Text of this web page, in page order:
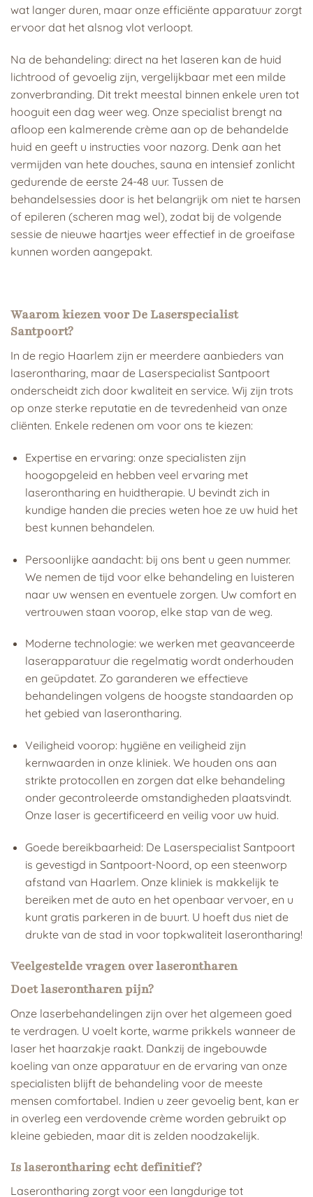
wat langer duren, maar onze efficiënte apparatuur zorgt
ervoor dat het alsnog vlot verloopt.
Na de behandeling: direct na het laseren kan de huid
lichtrood of gevoelig zijn, vergelijkbaar met een milde
zonverbranding. Dit trekt meestal binnen enkele uren tot
hooguit een dag weer weg. Onze specialist brengt na
afloop een kalmerende crème aan op de behandelde
huid en geeft u instructies voor nazorg. Denk aan het
vermijden van hete douches, sauna en intensief zonlicht
gedurende de eerste 24-48 uur. Tussen de
behandelsessies door is het belangrijk om niet te harsen
of epileren (scheren mag wel), zodat bij de volgende
sessie de nieuwe haartjes weer effectief in de groeifase
kunnen worden aangepakt.
Waarom kiezen voor De Laserspecialist
Santpoort?
In de regio Haarlem zijn er meerdere aanbieders van
laserontharing, maar de Laserspecialist Santpoort
onderscheidt zich door kwaliteit en service. Wij zijn trots
op onze sterke reputatie en de tevredenheid van onze
cliënten. Enkele redenen om voor ons te kiezen:
Expertise en ervaring: onze specialisten zijn
hoogopgeleid en hebben veel ervaring met
laserontharing en huidtherapie. U bevindt zich in
kundige handen die precies weten hoe ze uw huid het
best kunnen behandelen.
Persoonlijke aandacht: bij ons bent u geen nummer.
We nemen de tijd voor elke behandeling en luisteren
naar uw wensen en eventuele zorgen. Uw comfort en
vertrouwen staan voorop, elke stap van de weg.
Moderne technologie: we werken met geavanceerde
laserapparatuur die regelmatig wordt onderhouden
en geüpdatet. Zo garanderen we effectieve
behandelingen volgens de hoogste standaarden op
het gebied van laserontharing.
Veiligheid voorop: hygiëne en veiligheid zijn
kernwaarden in onze kliniek. We houden ons aan
strikte protocollen en zorgen dat elke behandeling
onder gecontroleerde omstandigheden plaatsvindt.
Onze laser is gecertificeerd en veilig voor uw huid.
Goede bereikbaarheid: De Laserspecialist Santpoort
is gevestigd in Santpoort-Noord, op een steenworp
afstand van Haarlem. Onze kliniek is makkelijk te
bereiken met de auto en het openbaar vervoer, en u
kunt gratis parkeren in de buurt. U hoeft dus niet de
drukte van de stad in voor topkwaliteit laserontharing!
Veelgestelde vragen over laserontharen
Doet laserontharen pijn?
Onze laserbehandelingen zijn over het algemeen goed
te verdragen. U voelt korte, warme prikkels wanneer de
laser het haarzakje raakt. Dankzij de ingebouwde
koeling van onze apparatuur en de ervaring van onze
specialisten blijft de behandeling voor de meeste
mensen comfortabel. Indien u zeer gevoelig bent, kan er
in overleg een verdovende crème worden gebruikt op
kleine gebieden, maar dit is zelden noodzakelijk.
Is laserontharing echt definitief?
Laserontharing zorgt voor een langdurige tot